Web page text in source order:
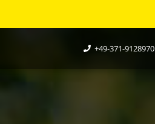
+49-371-9128970